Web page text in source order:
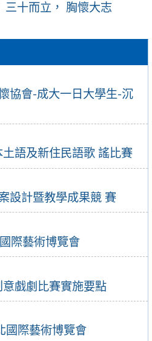
協會-成大一日大學生-沉
語及新住民語歌 謠比賽
設計暨教學成果競 賽
際藝術博覽會
戲劇比賽實施要點
國際藝術博覽會
三十而立， 胸懷大志